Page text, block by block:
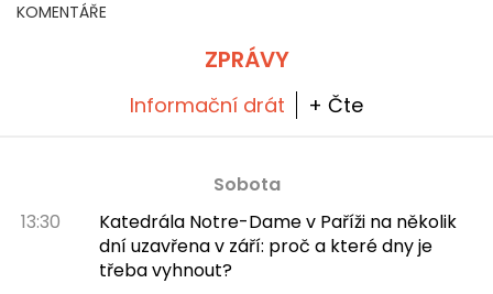
KOMENTÁŘE
ZPRÁVY
Informační drát + Čte
Sobota
13:30
Katedrála Notre-Dame v Paříži na několik
dní uzavřena v září: proč a které dny je
třeba vyhnout?